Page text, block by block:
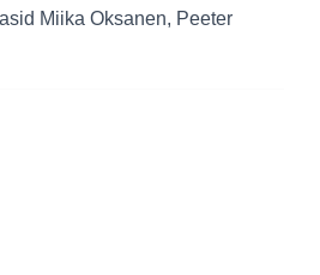
Miika Oksanen, Peeter